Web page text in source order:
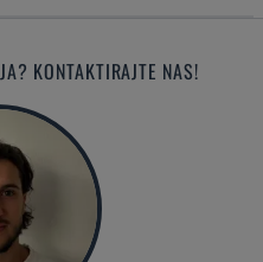
KONTAKTIRAJTE NAS!